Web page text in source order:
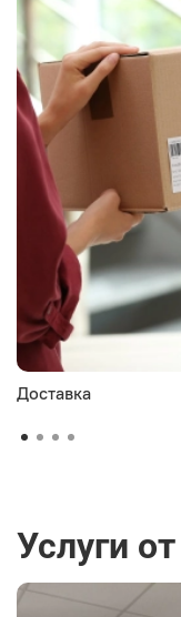
Доставка
Услуги